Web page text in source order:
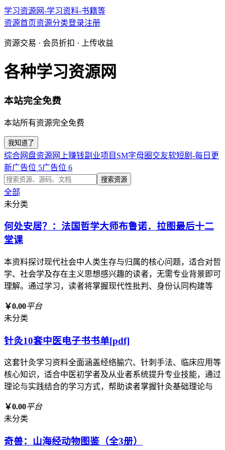
学习资源网-学习资料-书籍等
资源首页资源分类登录注册
资源交易 · 会员折扣 · 上传收益
各种学习资源网
本站完全免费
本站所有资源完全免费
我知道了
综合网盘资源 网上赚钱副业项目 SM字母圈交友软短剧-每日更
新广告位 5广告位 6
搜索资源
全部
未分类
何处安居？：法国哲学大师布鲁诺．拉图最后十二
堂课
本资料探讨现代社会中人类生存与归属的核心问题，适合对哲
学、社会学及存在主义思想感兴趣的读者，无需专业背景即可
理解。通过学习，读者将掌握现代性批判、身份认同构建等
￥0.00平台
未分类
针灸10套中医电子书书单[pdf]
这套针灸学习资料全面涵盖经络腧穴、针刺手法、临床应用等
核心知识，适合中医初学者及从业者系统提升专业技能，通过
理论与实践结合的学习方式，帮助读者掌握针灸基础理论与
￥0.00平台
未分类
奇兽：山海经动物图鉴（全3册）